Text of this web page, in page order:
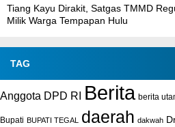
Tiang Kayu Dirakit, Satgas TMMD
Milik Warga Tempapan Hulu
TAG
Anggota DPD RI Berita berita
Bupati BUPATI TEGAL daerah dakwah